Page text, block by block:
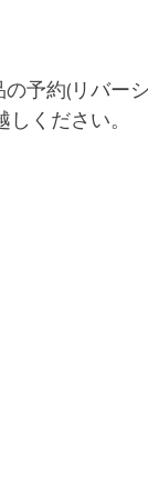
予約(リバー
ください。